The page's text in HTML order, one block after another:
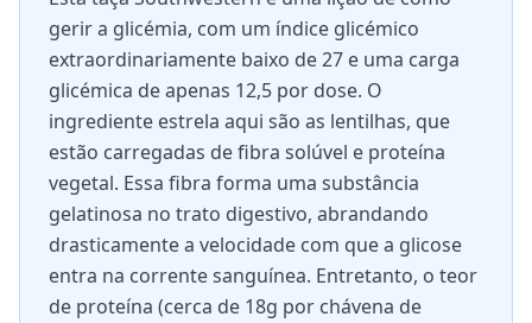
gerir a glicémia, com um índice glicémico
extraordinariamente baixo de 27 e uma carga
glicémica de apenas 12,5 por dose. O
ingrediente estrela aqui são as lentilhas, que
estão carregadas de fibra solúvel e proteína
vegetal. Essa fibra forma uma substância
gelatinosa no trato digestivo, abrandando
drasticamente a velocidade com que a glicose
entra na corrente sanguínea. Entretanto, o teor
de proteína (cerca de 18g por chávena de